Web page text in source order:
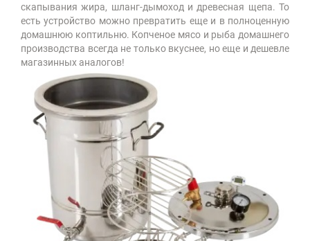
скапывания жира, шланг-дымоход и древесная щепа. То
есть устройство можно превратить еще и в полноценную
домашнюю коптильню. Копченое мясо и рыба домашнего
производства всегда не только вкуснее, но еще и дешевле
магазинных аналогов!